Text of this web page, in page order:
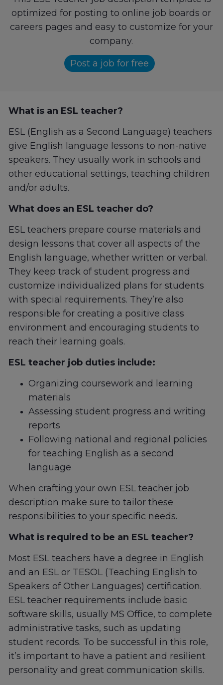
optimized for posting to online job boards or
careers pages and easy to customize for your
company.
Post a job for free
What is an ESL teacher?
ESL (English as a Second Language) teachers
give English language lessons to non-native
speakers. They usually work in schools and
other educational settings, teaching children
and/or adults.
What does an ESL teacher do?
ESL teachers prepare course materials and
design lessons that cover all aspects of the
English language, whether written or verbal.
They keep track of student progress and
customize individualized plans for students
with special requirements. They’re also
responsible for creating a positive class
environment and encouraging students to
reach their learning goals.
ESL teacher job duties include:
Organizing coursework and learning
materials
Assessing student progress and writing
reports
Following national and regional policies
for teaching English as a second
language
When crafting your own ESL teacher job
description make sure to tailor these
responsibilities to your specific needs.
What is required to be an ESL teacher?
Most ESL teachers have a degree in English
and an ESL or TESOL (Teaching English to
Speakers of Other Languages) certification.
ESL teacher requirements include basic
software skills, usually MS Office, to complete
administrative tasks, such as updating
student records. To be successful in this role,
it’s important to have a patient and resilient
personality and great communication skills.